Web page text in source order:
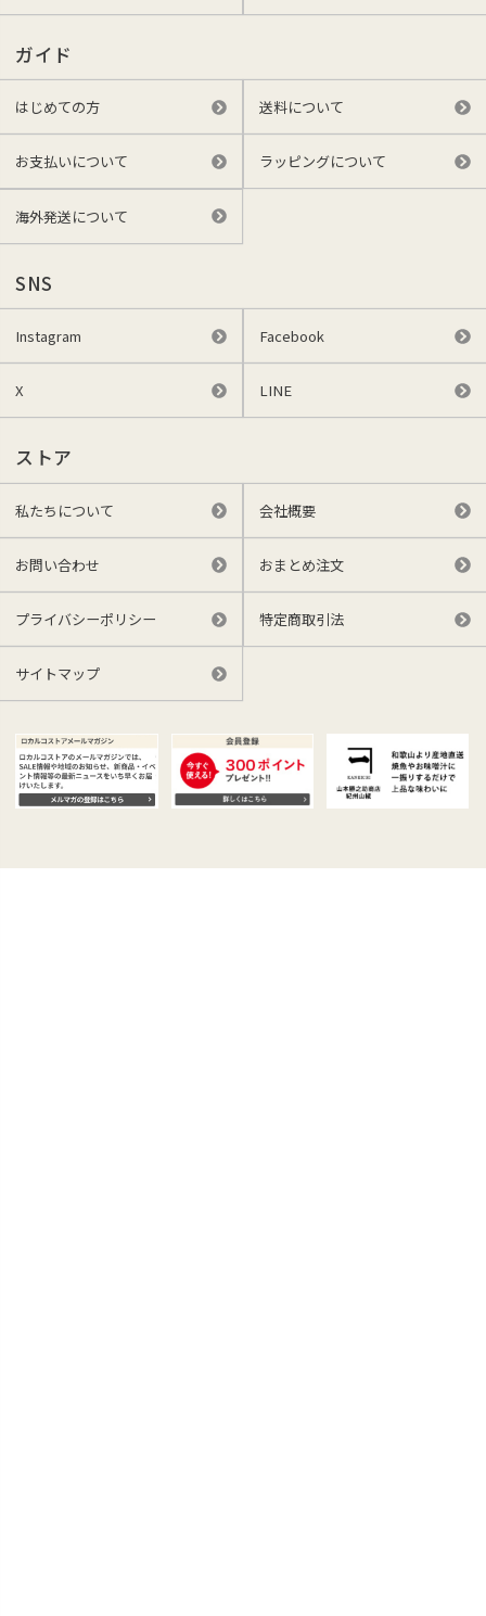
ガイド
はじめての方 送料について
お支払いについて ラッピングについて
海外発送について
SNS
Instagram Facebook
X LINE
ストア
私たちについて 会社概要
お問い合わせ おまとめ注文
プライバシーポリシー 特定商取引法
サイトマップ